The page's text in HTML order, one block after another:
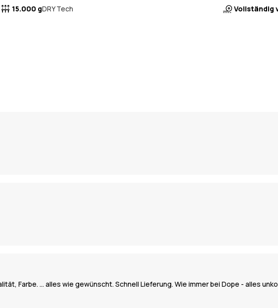
15.000 gDRY Tech Vollständig
Farbe. … alles wie gewünscht. Schnell Lieferung. Wie immer bei Dope - alles